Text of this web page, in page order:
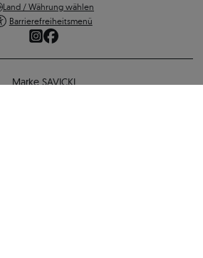
Land / Währung wählen
Barrierefreiheitsmenü
Marke SAVICKI